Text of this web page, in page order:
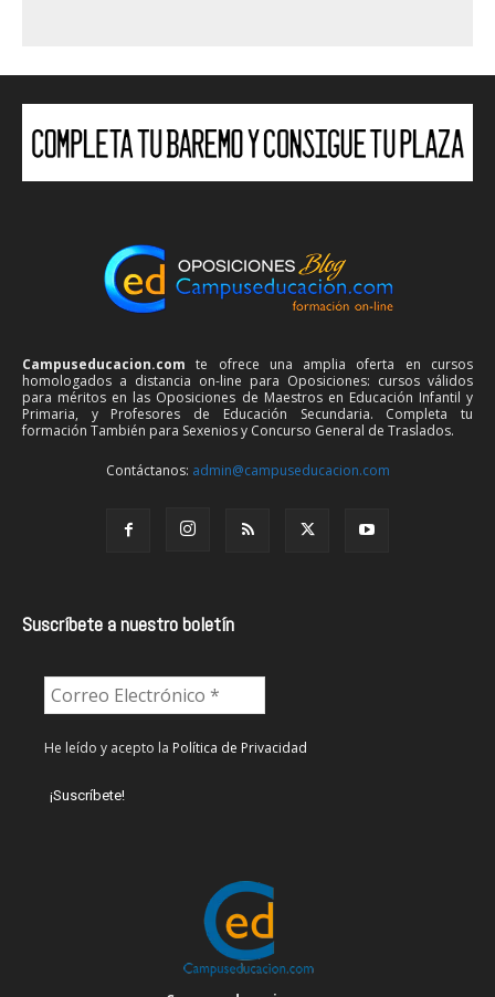
Campuseducacion.com te ofrece una amplia oferta en cursos
homologados a distancia on-line para Oposiciones: cursos válidos
para méritos en las Oposiciones de Maestros en Educación Infantil y
Primaria, y Profesores de Educación Secundaria. Completa tu
formación También para Sexenios y Concurso General de Traslados.
Contáctanos: admin@campuseducacion.com
Suscríbete a nuestro boletín
He leído y acepto la Política de Privacidad